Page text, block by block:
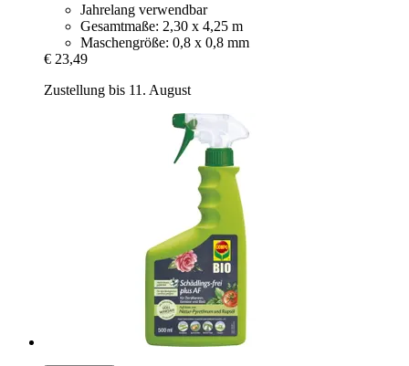
Jahrelang verwendbar
Gesamtmaße: 2,30 x 4,25 m
Maschengröße: 0,8 x 0,8 mm
€ 23,49
Zustellung bis 11. August